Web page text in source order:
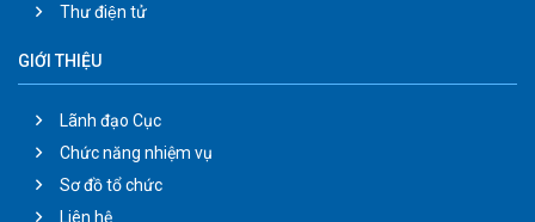
Thư điện tử
GIỚI THIỆU
Lãnh đạo Cục
Chức năng nhiệm vụ
Sơ đồ tổ chức
Liên hệ